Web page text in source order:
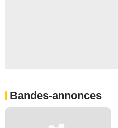
Bandes-annonces